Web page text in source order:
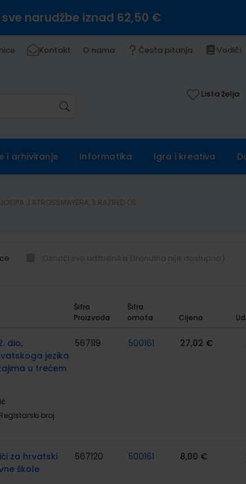
narudžbe iznad 62,50 €
Kontakt O nama Česta pitanja Vodiči
Lista želja
i arhiviranje Informatika Igra i kreativa
Šifra
Proizvoda
Šifra
omota
Cijena
dio,
jezika
u trećem
Registarski broj
567119 500161 27,02 €
za hrvatski
škole
567120 500161 8,00 €